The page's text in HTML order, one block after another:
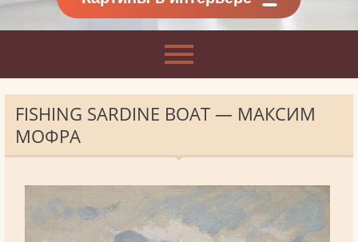
FISHING SARDINE BOAT — МАКСИМ
МОФРА